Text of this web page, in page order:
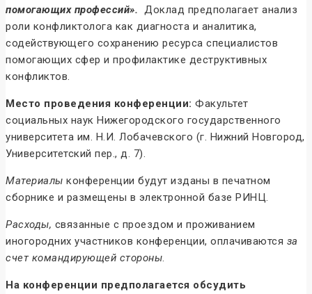
помогающих профессий». Доклад предполагает анализ
роли конфликтолога как диагноста и аналитика,
содействующего сохранению ресурса специалистов
помогающих сфер и профилактике деструктивных
конфликтов.
Место проведения конференции: Факультет
социальных наук Нижегородского государственного
университета им. Н.И. Лобачевского (г. Нижний Новгород,
Университетский пер., д. 7).
Материалы конференции будут изданы в печатном
сборнике и размещены в электронной базе РИНЦ.
Расходы, связанные с проездом и проживанием
иногородних участников конференции, оплачиваются за
счет командирующей стороны.
На конференции предполагается обсудить